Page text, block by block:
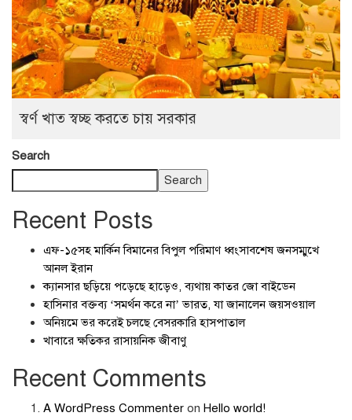
স্বর্ণ খাত স্বচ্ছ করতে চায় সরকার
Search
Search
Recent Posts
এফ-১৫সহ মার্কিন বিমানের বিপুল পরিমাণ ধ্বংসাবশেষ জনসম্মুখে
আনল ইরান
ক্যানসার ছড়িয়ে পড়েছে হাড়েও, ব্যথায় কাতর জো বাইডেন
হাসিনার বক্তব্য ‘সমর্থন করে না’ ভারত, যা জানালেন জয়সওয়াল
অনিয়মে ভর করেই চলছে বেসরকারি হাসপাতাল
খাবারে ক্ষতিকর রাসায়নিক জীবাণু
Recent Comments
A WordPress Commenter on Hello world!